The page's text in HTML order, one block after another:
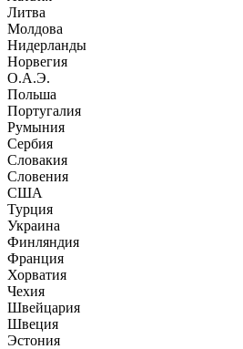
Литва
Молдова
Нидерланды
Норвегия
О.А.Э.
Польша
Португалия
Румыния
Сербия
Словакия
Словения
США
Турция
Украина
Финляндия
Франция
Хорватия
Чехия
Швейцария
Швеция
Эстония